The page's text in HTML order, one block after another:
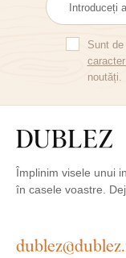
Sunt
noutăți.
Împlinim visele unui
în casele voastre.